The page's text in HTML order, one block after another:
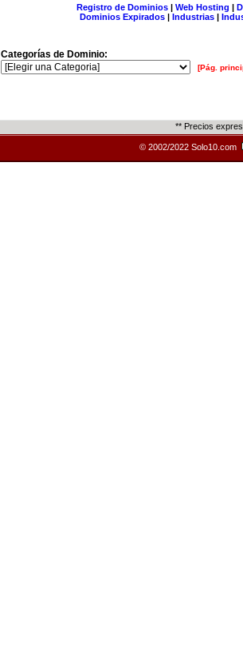
Registro de Dominios| Web Hosting |
Dominios Expirados | Industrias |
Categorías de Dominio:
[Pág.
** Precios
© 2002/2022 Solo10.com